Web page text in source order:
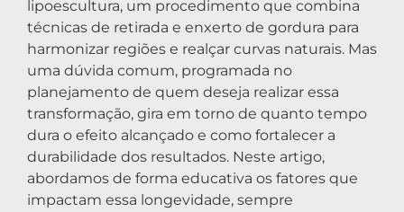
lipoescultura, um procedimento que combina
técnicas de retirada e enxerto de gordura para
harmonizar regiões e realçar curvas naturais. Mas
uma dúvida comum, programada no
planejamento de quem deseja realizar essa
transformação, gira em torno de quanto tempo
dura o efeito alcançado e como fortalecer a
durabilidade dos resultados. Neste artigo,
abordamos de forma educativa os fatores que
impactam essa longevidade, sempre